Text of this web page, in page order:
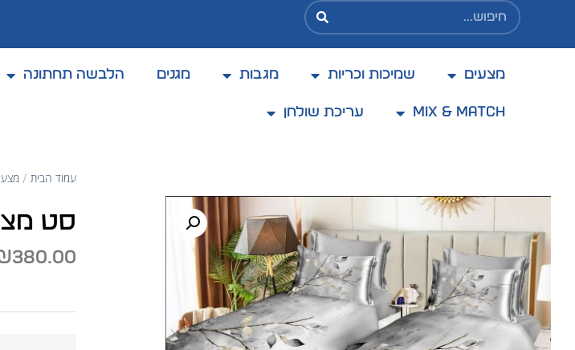
מצעים שמיכות וכריות מגבות מגנים הלבשה תחתונה
Mix & Match עריכת שולחן
עמוד הבית/
סט
380.00